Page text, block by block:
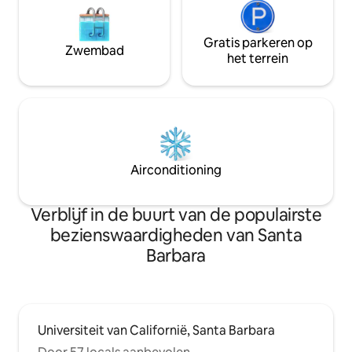
Zwembad
Gratis parkeren op
het terrein
Airconditioning
Verblijf in de buurt van de populairste
bezienswaardigheden van Santa
Barbara
Universiteit van Californië, Santa Barbara